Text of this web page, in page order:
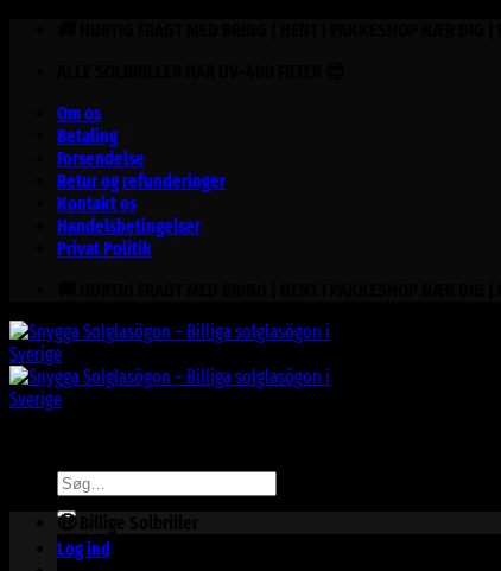
Om os
Betaling
Forsendelse
Retur og refunderinger
Kontakt os
Handelsbetingelser
Privat Politik
Søg
efter:
Log ind
🤑 Billige Solbriller